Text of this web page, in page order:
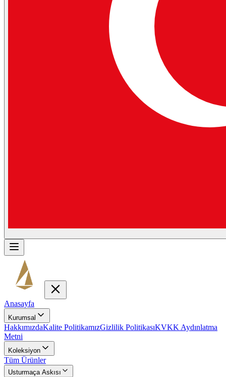
Anasayfa
Kurumsal
HakkımızdaKalite PolitikamızGizlilik PolitikasıKVKK Aydınlatma
Metni
Koleksiyon
Tüm Ürünler
Usturmaça Askısı